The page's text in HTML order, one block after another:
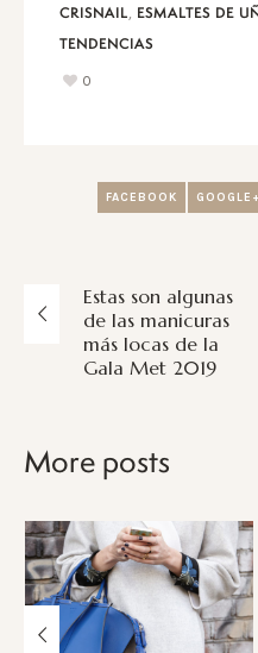
CRISNAIL, ESMALTES DE
TENDENCIAS
0
FACEBOOK GOOGLE+
Estas son algunas
de las manicuras
más locas de la
Gala Met 2019
More posts